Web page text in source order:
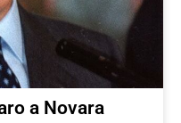
a Novara